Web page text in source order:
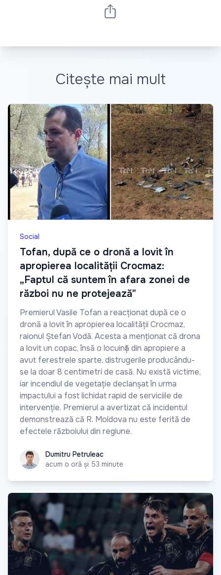
Citește mai mult
Social
Tofan, după ce o dronă a lovit în
apropierea localității Crocmaz:
„Faptul că suntem în afara zonei de
război nu ne protejează"
Premierul Vasile Tofan a reacționat după ce o
dronă a lovit în apropierea localității Crocmaz,
raionul Ștefan Vodă. Acesta a menționat că drona
a lovit un copac, însă o locuință din apropiere a
avut ferestrele sparte, distrugerile producându-
se la doar 8 centimetri de casă. Nu există victime,
iar incendiul de vegetație declanșat în urma
impactului a fost lichidat rapid de serviciile de
intervenție. Premierul a avertizat că incidentul
demonstrează că R. Moldova nu este ferită de
efectele războiului din regiune.
Dumitru Petruleac
Dumitru Petruleac
acum o oră și 53 minute